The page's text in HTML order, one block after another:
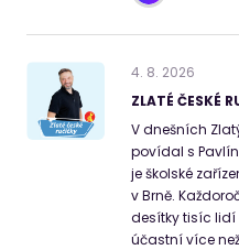
4. 8. 2026
ZLATÉ ČESKÉ
V dnešních
povídal s
je školské
v Brně.
desítky tisíc
účastní více